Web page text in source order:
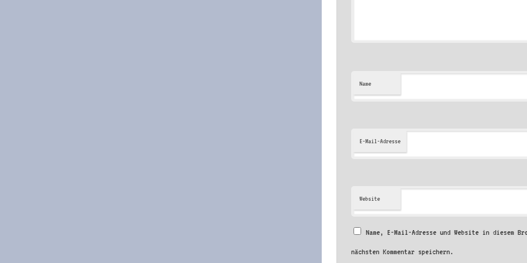
Name
E-Mail-Adresse
Website
Name, E-Mail-Adresse und Website in diesem
nächsten Kommentar speichern.